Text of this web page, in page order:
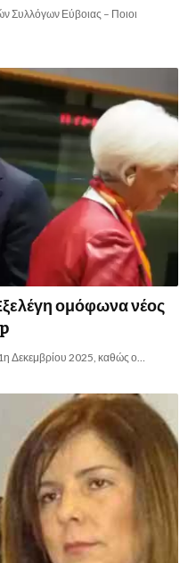
Συλλόγων Εύβοιας – Ποιοι
ομόφωνα νέος
Δεκεμβρίου 2025, καθώς ο…